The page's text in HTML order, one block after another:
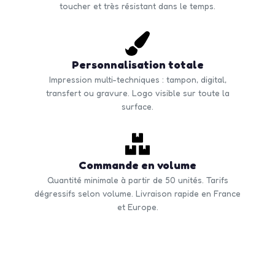
toucher et très résistant dans le temps.
Personnalisation totale
Impression multi-techniques : tampon, digital,
transfert ou gravure. Logo visible sur toute la
surface.
Commande en volume
Quantité minimale à partir de 50 unités. Tarifs
dégressifs selon volume. Livraison rapide en France
et Europe.